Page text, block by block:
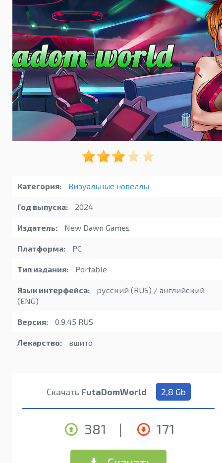
Категория: Визуальные новеллы
Год выпуска: 2024
Издатель: New Dawn Games
Платформа: PC
Тип издания: Portable
Язык интерфейса:
русский (RUS) / английский
(ENG)
Версия: 0.9.45 RUS
Лекарство: вшито
Скачать FutaDomWorld 2,8 Gb
381 | 171